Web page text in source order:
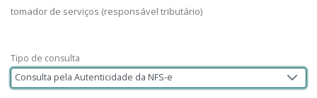
tomador de serviços (responsável tributário)
Tipo de consulta
Consulta pela Autenticidade da NFS-e